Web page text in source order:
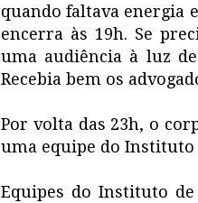
quando faltava energia
encerra às 19h. Se
uma audiência à luz
Recebia bem os
Por volta das 23h, o
uma equipe do Instituto
Equipes do Instituto